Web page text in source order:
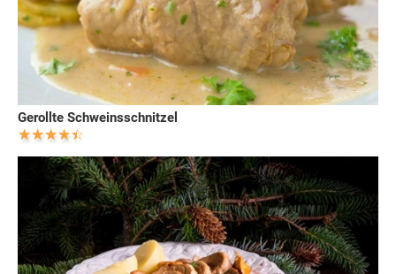
Gerollte Schweinsschnitzel